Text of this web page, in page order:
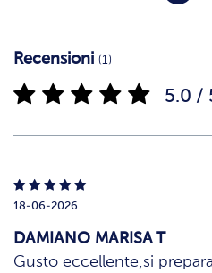
Recensioni (1)
5.0 /
18-06-2026
DAMIANO MARISA T
Gusto eccellente,si